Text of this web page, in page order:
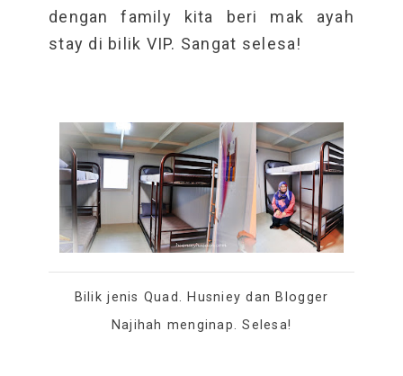
dengan family kita beri mak ayah
stay di bilik VIP. Sangat selesa!
Bilik jenis Quad. Husniey dan Blogger
Najihah menginap. Selesa!